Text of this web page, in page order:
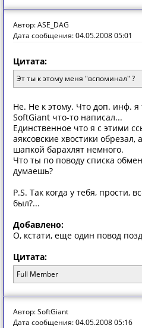
Автор: ASE_DAG
Дата сообщения: 04.05.2008 05:01
Цитата:
Эт ты к этому меня "вспоминал" ?
Не. Не к этому. Что доп. инф. я
SoftGiant что-то написал...
Единственное что я с этими
аяксовские хвостики
шапкой барахлят немного.
Что ты по поводу списка
думаешь?
P.S. Так когда у тебя, прости,
был?...
Добавлено:
О, кстати, еще один повод
Цитата:
Full Member
Автор: SoftGiant
Дата сообщения: 04.05.2008 05:16